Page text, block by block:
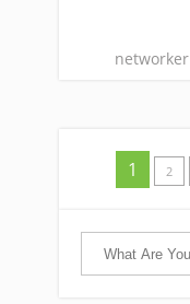
networker
1 2